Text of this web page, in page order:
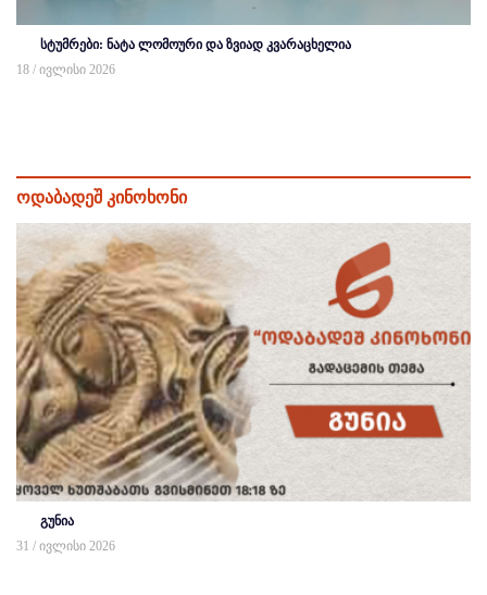
სტუმრები: ნატა ლომოური და ზვიად კვარაცხელია
18 / ივლისი 2026
ოდაბადეშ კინოხონი
გუნია
31 / ივლისი 2026